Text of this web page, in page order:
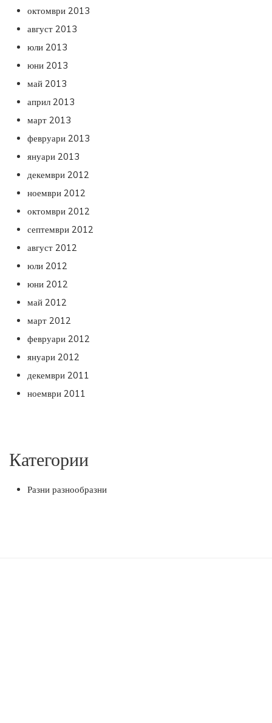
октомври 2013
август 2013
юли 2013
юни 2013
май 2013
април 2013
март 2013
февруари 2013
януари 2013
декември 2012
ноември 2012
октомври 2012
септември 2012
август 2012
юли 2012
юни 2012
май 2012
март 2012
февруари 2012
януари 2012
декември 2011
ноември 2011
Категории
Разни разнообразни